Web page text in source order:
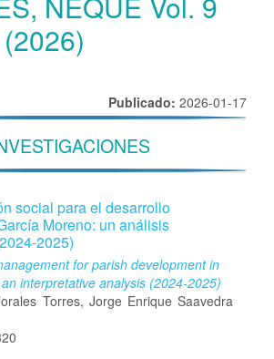
Publicado: 2026-01-17
social para el desarrollo
Moreno: un análisis
2025)
for parish development in
interpretative analysis (2024-2025)
Torres, Jorge Enrique Saavedra